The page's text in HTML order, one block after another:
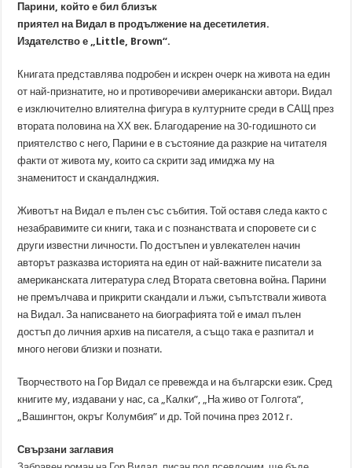
Парини, който е бил близък
приятел на Видал в продължение на десетилетия.
Издателство е „Little, Brown“.
Книгата представлява подробен и искрен очерк на живота на един
от най-признатите, но и противоречиви американски автори. Видал
е изключително влиятелна фигура в културните среди в САЩ през
втората половина на ХХ век. Благодарение на 30-годишното си
приятелство с него, Парини е в състояние да разкрие на читателя
факти от живота му, които са скрити зад имиджа му на
знаменитост и скандалнджия.
Животът на Видал е пълен със събития. Той оставя следа както с
незабравимите си книги, така и с познанствата и споровете си с
други известни личности. По достъпен и увлекателен начин
авторът разказва историята на един от най-важните писатели за
американската литература след Втората световна война. Парини
не премълчава и прикрити скандали и лъжи, съпътствали живота
на Видал. За написването на биографията той е имал пълен
достъп до личния архив на писателя, а също така е разпитал и
много негови близки и познати.
Творчеството на Гор Видал се превежда и на български език. Сред
книгите му, издавани у нас, са „Калки”, „На живо от Голгота”,
„Вашингтон, окръг Колумбия” и др. Той почина през 2012 г.
Свързани заглавия